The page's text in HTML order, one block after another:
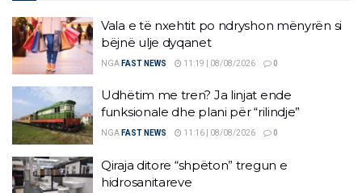
Vala e të nxehtit po ndryshon mënyrën si
bëjnë ulje dyqanet
NGA FAST NEWS 11:19 | 08/08/2026 0
Udhëtim me tren? Ja linjat ende
funksionale dhe plani për “rilindje”
NGA FAST NEWS 11:16 | 08/08/2026 0
Qiraja ditore “shpëton” tregun e
hidrosanitareve